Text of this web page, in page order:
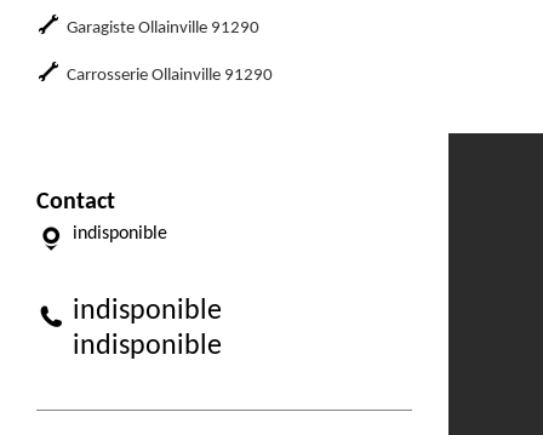
Garagiste Ollainville 91290
Carrosserie Ollainville 91290
Contact
indisponible
indisponible
indisponible